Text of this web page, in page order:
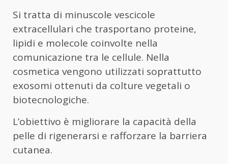
Si tratta di minuscole vescicole
extracellulari che trasportano proteine,
lipidi e molecole coinvolte nella
comunicazione tra le cellule. Nella
cosmetica vengono utilizzati soprattutto
exosomi ottenuti da colture vegetali o
biotecnologiche.
L’obiettivo è migliorare la capacità della
pelle di rigenerarsi e rafforzare la barriera
cutanea.